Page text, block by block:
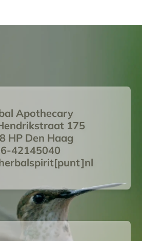
Apothecary
175
HP Den Haag
42145040